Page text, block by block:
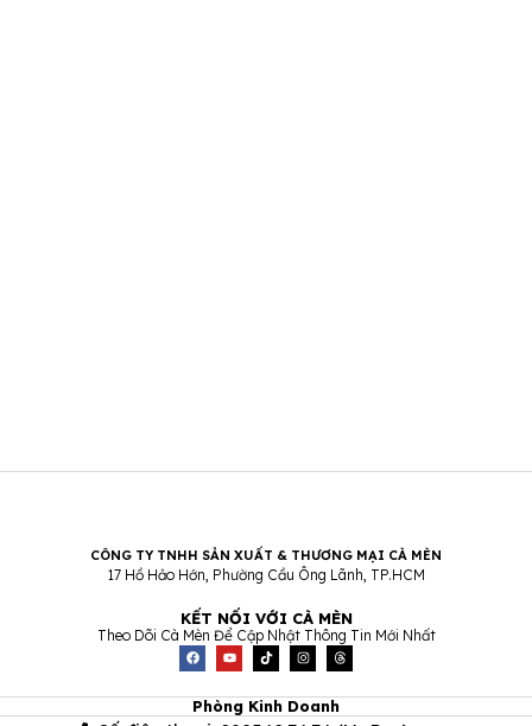
CÔNG TY TNHH SẢN XUẤT & THƯƠNG MẠI CÀ MÈN
17 Hồ Hảo Hớn, Phường Cầu Ông Lãnh, TP.HCM
KẾT NỐI VỚI CÀ MÈN
Theo Dõi Cà Mèn Để Cập Nhật Thông Tin Mới Nhất
F
a
c
b
o
Y
o
u
u
b
T
i
k
o
k
I
n
s
a
g
T
h
r
a
d
Phòng Kinh Doanh